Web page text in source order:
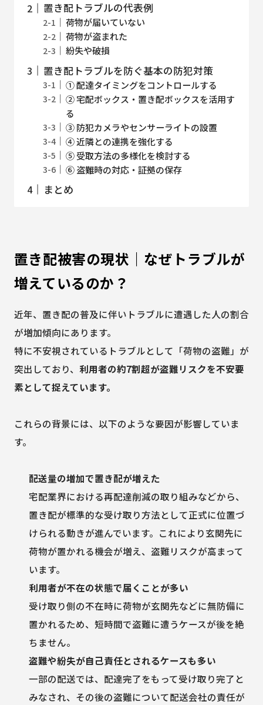
置き配トラブルの代表例
荷物が届いていない
荷物が盗まれた
紛失や破損
置き配トラブルを防ぐ基本の防犯対策
① 配達タイミングをコントロールする
② 宅配ボックス・置き配ボックスを活用す
る
③ 防犯カメラやセンサーライトの設置
④ 近隣との連携を強化する
⑤ 受取方法の多様化を検討する
⑥ 盗難時の対応・証拠の保存
まとめ
置き配被害の現状｜なぜトラブルが
増えているのか？
近年、置き配の普及に伴いトラブルに遭遇した人の割合
が増加傾向にあります。
特に不安視されているトラブルとして「荷物の盗難」が
突出しており、 利用者の約7割超が盗難リスクを不安要
素として捉えています。
これらの背景には、以下のような要因が影響していま
す。
配送量の増加で置き配が増えた
宅配業界における再配達削減の取り組みなどから、
置き配が標準的な受け取り方法として正式に位置づ
けられる動きが進んでいます。これにより玄関先に
荷物が置かれる機会が増え、盗難リスクが高まって
います。
利用者が不在の状態で届くことが多い
受け取り側の不在時に荷物が玄関先などに無防備に
置かれるため、短時間で盗難に遭うケースが後を絶
ちません。
盗難や紛失が自己責任とされるケースも多い
一部の配送では、配達完了をもって受け取り完了と
みなされ、その後の盗難について配送会社の責任が